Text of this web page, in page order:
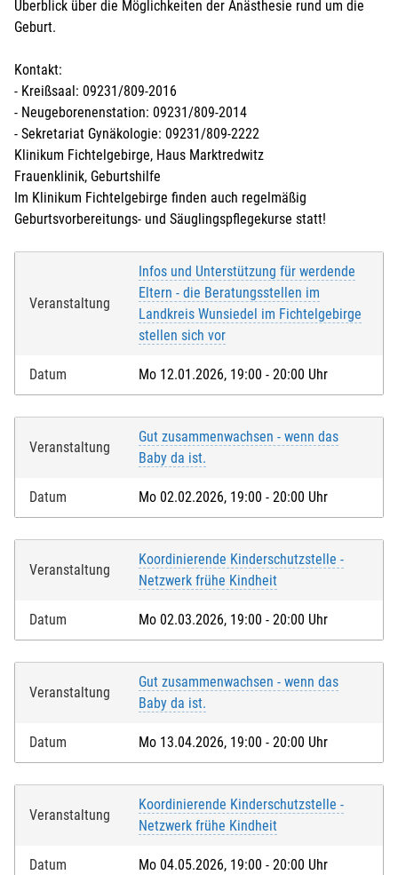
Überblick über die Möglichkeiten der Anästhesie rund um die
Geburt.
Kontakt:
- Kreißsaal: 09231/809-2016
- Neugeborenenstation: 09231/809-2014
- Sekretariat Gynäkologie: 09231/809-2222
Klinikum Fichtelgebirge, Haus Marktredwitz
Frauenklinik, Geburtshilfe
Im Klinikum Fichtelgebirge finden auch regelmäßig
Geburtsvorbereitungs- und Säuglingspflegekurse statt!
Veranstaltung
Infos und Unterstützung für werdende
Eltern - die Beratungsstellen im
Landkreis Wunsiedel im Fichtelgebirge
stellen sich vor
Datum Mo 12.01.2026, 19:00 - 20:00 Uhr
Veranstaltung
Gut zusammenwachsen - wenn das
Baby da ist.
Datum Mo 02.02.2026, 19:00 - 20:00 Uhr
Veranstaltung
Koordinierende Kinderschutzstelle -
Netzwerk frühe Kindheit
Datum Mo 02.03.2026, 19:00 - 20:00 Uhr
Veranstaltung
Gut zusammenwachsen - wenn das
Baby da ist.
Datum Mo 13.04.2026, 19:00 - 20:00 Uhr
Veranstaltung
Koordinierende Kinderschutzstelle -
Netzwerk frühe Kindheit
Datum Mo 04.05.2026, 19:00 - 20:00 Uhr